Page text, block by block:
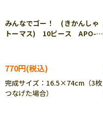
みんなでゴー！ (きかんしゃ
トーマス) 10ピース APO-
770円
完成サイズ：16.5×74cm（3枚
つなげた場合）